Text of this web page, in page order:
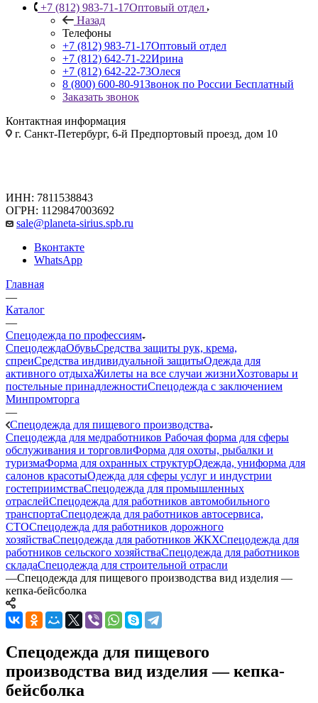
+7 (812) 983-71-17Оптовый отдел
Назад
Телефоны
+7 (812) 983-71-17Оптовый отдел
+7 (812) 642-71-22Ирина
+7 (812) 642-22-73Олеся
8 (800) 600-80-91Звонок по России Бесплатный
Заказать звонок
Контактная информация
г. Санкт-Петербург, 6-й Предпортовый проезд, дом 10
ИНН: 7811538843
ОГРН: 1129847003692
sale@planeta-sirius.spb.ru
Вконтакте
WhatsApp
Главная
—
Каталог
—
Спецодежда по профессиям
СпецодеждаОбувьСредства защиты рук, крема,
спреиСредства индивидуальной защитыОдежда для
активного отдыхаЖилеты на все случаи жизниХозтовары и
постельные принадлежностиСпецодежда с заключением
Минпромторга
—
Спецодежда для пищевого производства
Спецодежда для медработников Рабочая форма для сферы
обслуживания и торговлиФорма для охоты, рыбалки и
туризмаФорма для охранных структурОдежда, униформа для
салонов красотыОдежда для сферы услуг и индустрии
гостеприимстваСпецодежда для промышленных
отраслейСпецодежда для работников автомобильного
транспортаСпецодежда для работников автосервиса,
СТОСпецодежда для работников дорожного
хозяйстваСпецодежда для работников ЖКХСпецодежда для
работников сельского хозяйстваСпецодежда для работников
складаСпецодежда для строительной отрасли
—Спецодежда для пищевого производства вид изделия —
кепка-бейсболка
Спецодежда для пищевого
производства вид изделия — кепка-
бейсболка